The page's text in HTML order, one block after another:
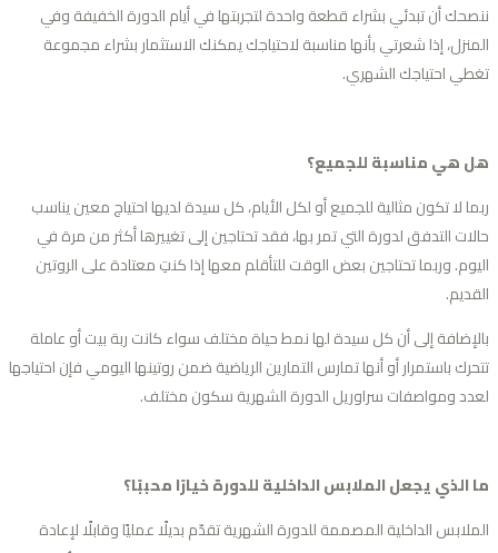
أن تبدئي بشراء قطعة واحدة لتجربتها في أيام الدورة الخفيفة وفي
إذا شعرتي بأنها مناسبة لاحتياجك يمكنك الاستثمار بشراء مجموعة
احتياجك الشهري.
هي مناسبة للجميع؟
لا تكون مثالية للجميع أو لكل الأيام، كل سيدة لديها احتياج معين يناسب
التدفق لدورة التي تمر بها، فقد تحتاجين إلى تغييرها أكثر من مرة في
وربما تحتاجين بعض الوقت للتأقلم معها إذا كنتِ معتادة على الروتين
إلى أن كل سيدة لها نمط حياة مختلف سواء كانت ربة بيت أو عاملة
باستمرار أو أنها تمارس التمارين الرياضية ضمن روتينها اليومي فإن احتياجها
ومواصفات سراوريل الدورة الشهرية سكون مختلف.
الذي يجعل الملابس الداخلية للدورة خيارًا محببًا؟
الداخلية المصممة للدورة الشهرية تقدّم بديلًا عمليًا وقابلًا لإعادة